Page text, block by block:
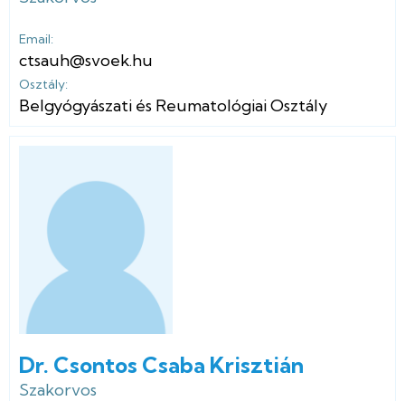
Email:
ctsauh@svoek.hu
Osztály:
Belgyógyászati és Reumatológiai Osztály
Dr. Csontos Csaba Krisztián
Szakorvos